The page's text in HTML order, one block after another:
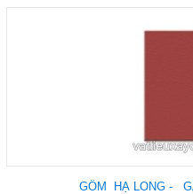
GỐM HẠ LONG -